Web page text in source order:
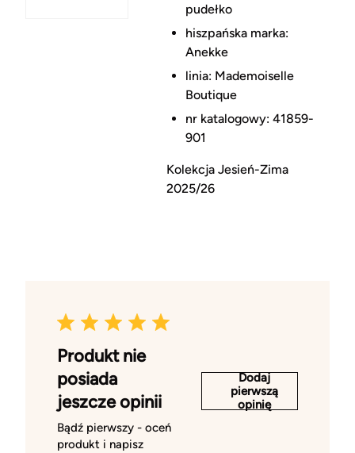
pudełko
hiszpańska marka:
Anekke
linia: Mademoiselle
Boutique
nr katalogowy: 41859-
901
Kolekcja Jesień-Zima
2025/26
Produkt nie
posiada
jeszcze opinii
Bądź pierwszy - oceń
produkt i napisz
Dodaj
pierwszą
opinię